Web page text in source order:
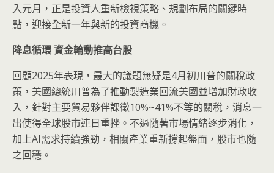
入元月，正是投資人重新檢視策略、規劃布局的關鍵時
點，迎接全新一年與新的投資商機。
降息循環 資金輪動推高台股
回顧2025年表現，最大的議題無疑是4月初川普的關稅政
策，美國總統川普為了推動製造業回流美國並增加財政收
入，針對主要貿易夥伴課徵10%~41%不等的關稅，消息一
出使得全球股市連日重挫。不過隨著市場情緒逐步消化，
加上AI需求持續強勁，相關產業重新撐起盤面，股市也隨
之回穩。